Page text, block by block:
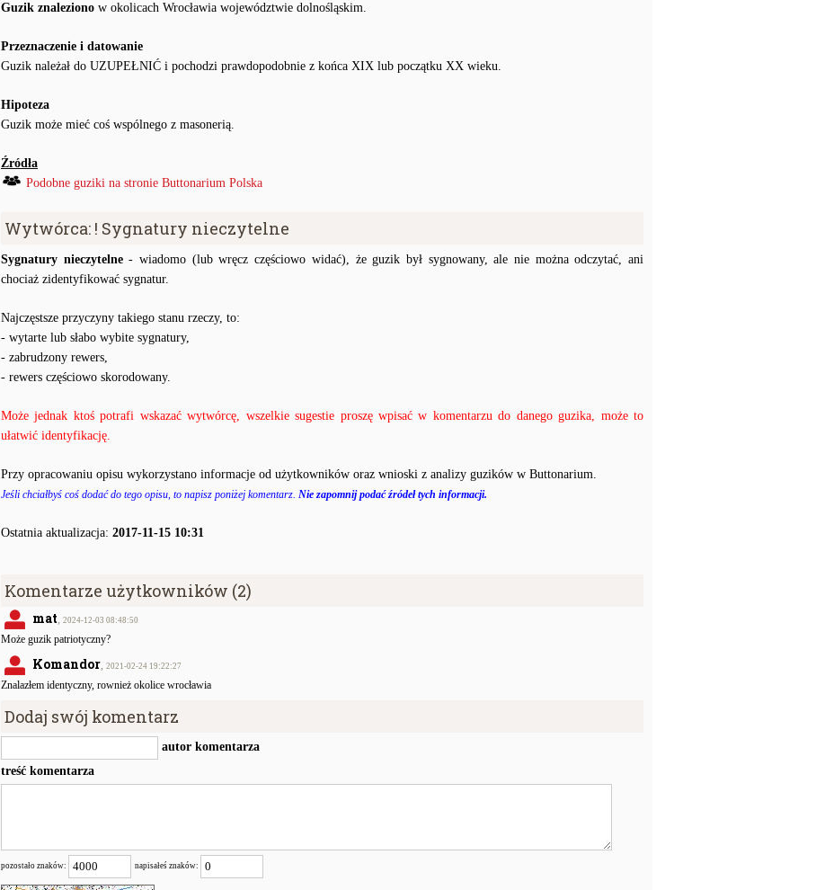
Guzik znaleziono w okolicach Wrocławia województwie dolnośląskim.
Przeznaczenie i datowanie
Guzik należał do UZUPEŁNIĆ i pochodzi prawdopodobnie z końca XIX lub początku XX wieku.
Hipoteza
Guzik może mieć coś wspólnego z masonerią.
Źródła
Podobne guziki na stronie Buttonarium Polska
Wytwórca: ! Sygnatury nieczytelne
Sygnatury nieczytelne- wiadomo (lub wręcz częściowo widać), że guzik był sygnowany, ale nie można odczytać, ani
chociaż zidentyfikować sygnatur.
Najczęstsze przyczyny takiego stanu rzeczy, to:
- wytarte lub słabo wybite sygnatury,
- zabrudzony rewers,
- rewers częściowo skorodowany.
Może jednak ktoś potrafi wskazać wytwórcę, wszelkie sugestie proszę wpisać w komentarzu do danego guzika, może to
ułatwić identyfikację.
Przy opracowaniu opisu wykorzystano informacje od użytkowników oraz wnioski z analizy guzików w Buttonarium.
Jeśli chciałbyś coś dodać do tego opisu, to napisz poniżej komentarz. Nie zapomnij podać źródeł tych informacji.
Ostatnia aktualizacja: 2017-11-15 10:31
Komentarze użytkowników (2)
mat, 2024-12-03 08:48:50
Może guzik patriotyczny?
Komandor, 2021-02-24 19:22:27
Znalazłem identyczny, rownież okolice wrocławia
Dodaj swój komentarz
autor komentarza
treść komentarza
pozostało znaków: napisałeś znaków: